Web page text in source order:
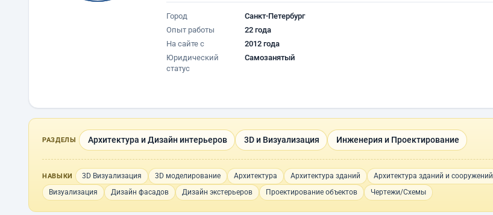
Город
Санкт-Петербург
Опыт работы
22 года
На сайте с
2012 года
Юридический
статус
Самозанятый
РАЗДЕЛЫ Архитектура и Дизайн интерьеров 3D и Визуализация Инженерия и Проектирование
НАВЫКИ 3D Визуализация 3D моделирование Архитектура Архитектура зданий Архитектура зданий и сооружений
Визуализация
Дизайн фасадов Дизайн экстерьеров Проектирование объектов Чертежи/Схемы